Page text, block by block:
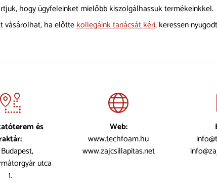
hogy ügyfeleinket mielőbb kiszolgálhassuk termékeinkkel.
vásárolhat, ha előttekollegáink tanácsát kéri, keressen
és
Budapest,
utca
1.
Web:
www.techfoam.hu
www.zajcsillapitas.net